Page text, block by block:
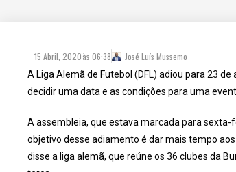
15 Abril, 2020às 06:38 José Luís Mussemo
A Liga Alemã de Futebol (DFL) adiou para 23
decidir uma data e as condições para uma
A assembleia, que estava marcada para
objetivo desse adiamento é dar mais tempo
disse a liga alemã, que reúne os 36 clubes da